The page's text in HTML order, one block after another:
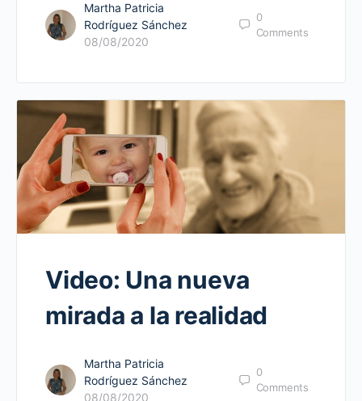
Martha Patricia
Rodríguez Sánchez
08/08/2020
0
Comments
Video: Una nueva
mirada a la realidad
Martha Patricia
Rodríguez Sánchez
08/08/2020
0
Comments